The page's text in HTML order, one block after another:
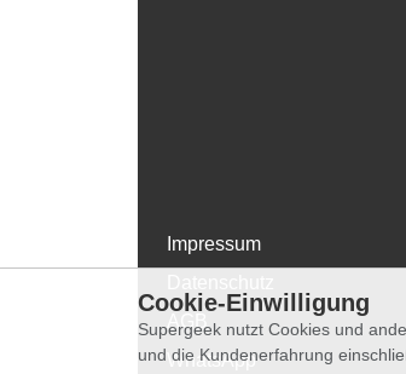
Impressum
WhatsApp
Cookie-Einwilligung
Supergeek nutzt Cookies und
und die Kundenerfahrung